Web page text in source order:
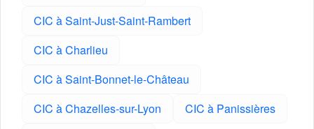
CIC à Saint-Just-Saint-Rambert
CIC à Charlieu
CIC à Saint-Bonnet-le-Château
CIC à Chazelles-sur-Lyon
CIC à Panissières